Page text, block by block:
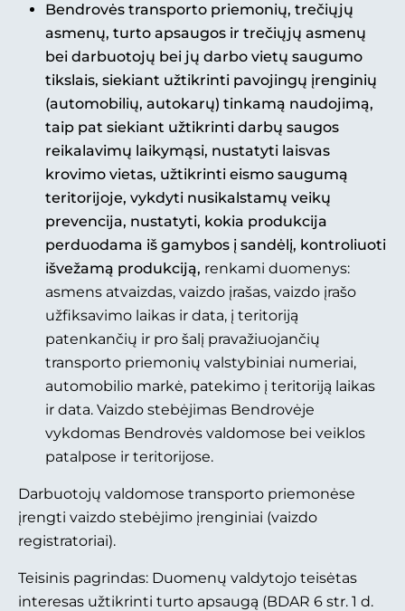
Bendrovės transporto priemonių, trečiųjų
asmenų, turto apsaugos ir trečiųjų asmenų
bei darbuotojų bei jų darbo vietų saugumo
tikslais, siekiant užtikrinti pavojingų įrenginių
(automobilių, autokarų) tinkamą naudojimą,
taip pat siekiant užtikrinti darbų saugos
reikalavimų laikymąsi, nustatyti laisvas
krovimo vietas, užtikrinti eismo saugumą
teritorijoje, vykdyti nusikalstamų veikų
prevencija, nustatyti, kokia produkcija
perduodama iš gamybos į sandėlį, kontroliuoti
išvežamą produkciją, renkami duomenys:
asmens atvaizdas, vaizdo įrašas, vaizdo įrašo
užfiksavimo laikas ir data, į teritoriją
patenkančių ir pro šalį pravažiuojančių
transporto priemonių valstybiniai numeriai,
automobilio markė, patekimo į teritoriją laikas
ir data. Vaizdo stebėjimas Bendrovėje
vykdomas Bendrovės valdomose bei veiklos
patalpose ir teritorijose.
Darbuotojų valdomose transporto priemonėse
įrengti vaizdo stebėjimo įrenginiai (vaizdo
registratoriai).
Teisinis pagrindas: Duomenų valdytojo teisėtas
interesas užtikrinti turto apsaugą (BDAR 6 str. 1 d.